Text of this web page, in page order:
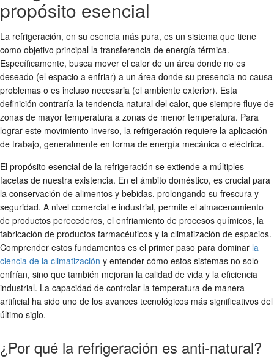
propósito esencial
La refrigeración, en su esencia más pura, es un sistema que tiene
como objetivo principal la transferencia de energía térmica.
Específicamente, busca mover el calor de un área donde no es
deseado (el espacio a enfriar) a un área donde su presencia no causa
problemas o es incluso necesaria (el ambiente exterior). Esta
definición contraría la tendencia natural del calor, que siempre fluye de
zonas de mayor temperatura a zonas de menor temperatura. Para
lograr este movimiento inverso, la refrigeración requiere la aplicación
de trabajo, generalmente en forma de energía mecánica o eléctrica.
El propósito esencial de la refrigeración se extiende a múltiples
facetas de nuestra existencia. En el ámbito doméstico, es crucial para
la conservación de alimentos y bebidas, prolongando su frescura y
seguridad. A nivel comercial e industrial, permite el almacenamiento
de productos perecederos, el enfriamiento de procesos químicos, la
fabricación de productos farmacéuticos y la climatización de espacios.
Comprender estos fundamentos es el primer paso para dominar la
ciencia de la climatización y entender cómo estos sistemas no solo
enfrían, sino que también mejoran la calidad de vida y la eficiencia
industrial. La capacidad de controlar la temperatura de manera
artificial ha sido uno de los avances tecnológicos más significativos del
último siglo.
¿Por qué la refrigeración es anti-natural?